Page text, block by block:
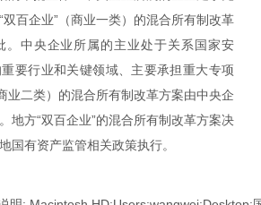
百企业”（商业一类）的混合所有制改革
。中央企业所属的主业处于关系国家安
要行业和关键领域、主要承担重大专项
业二类）的混合所有制改革方案由中央企
地方“双百企业”的混合所有制改革方案决
国有资产监管相关政策执行。